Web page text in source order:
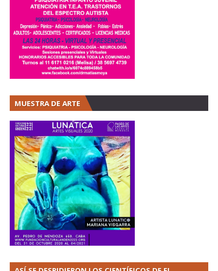
MUESTRA DE ARTE